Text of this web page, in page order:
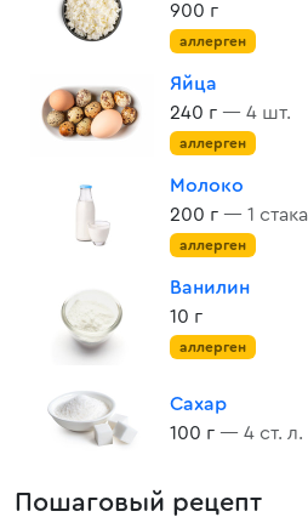
900 г
аллерген
Яйца
240 г — 4 шт.
аллерген
Молоко
200 г — 1
аллерген
Ванилин
10 г
аллерген
Сахар
100 г — 4 ст. л.
Пошаговый рецепт